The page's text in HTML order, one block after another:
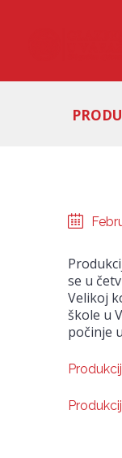
se u
Velikoj
škole u
počinje